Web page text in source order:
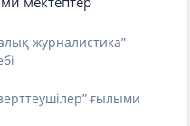
журналистика”
ғылыми